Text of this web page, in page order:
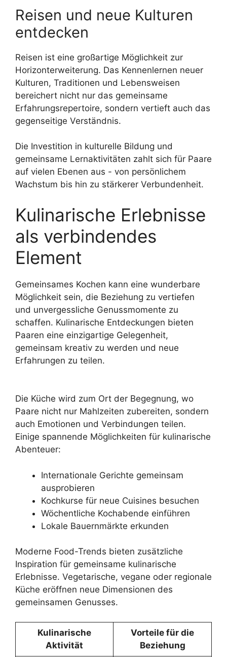
Reisen und neue Kulturen
entdecken
Reisen ist eine großartige Möglichkeit zur
Horizonterweiterung. Das Kennenlernen neuer
Kulturen, Traditionen und Lebensweisen
bereichert nicht nur das gemeinsame
Erfahrungsrepertoire, sondern vertieft auch das
gegenseitige Verständnis.
Die Investition in kulturelle Bildung und
gemeinsame Lernaktivitäten zahlt sich für Paare
auf vielen Ebenen aus - von persönlichem
Wachstum bis hin zu stärkerer Verbundenheit.
Kulinarische Erlebnisse
als verbindendes
Element
Gemeinsames Kochen kann eine wunderbare
Möglichkeit sein, die Beziehung zu vertiefen
und unvergessliche Genussmomente zu
schaffen. Kulinarische Entdeckungen bieten
Paaren eine einzigartige Gelegenheit,
gemeinsam kreativ zu werden und neue
Erfahrungen zu teilen.
Die Küche wird zum Ort der Begegnung, wo
Paare nicht nur Mahlzeiten zubereiten, sondern
auch Emotionen und Verbindungen teilen.
Einige spannende Möglichkeiten für kulinarische
Abenteuer:
Internationale Gerichte gemeinsam
ausprobieren
Kochkurse für neue Cuisines besuchen
Wöchentliche Kochabende einführen
Lokale Bauernmärkte erkunden
Moderne Food-Trends bieten zusätzliche
Inspiration für gemeinsame kulinarische
Erlebnisse. Vegetarische, vegane oder regionale
Küche eröffnen neue Dimensionen des
gemeinsamen Genusses.
Kulinarische
Aktivität
Vorteile für die
Beziehung